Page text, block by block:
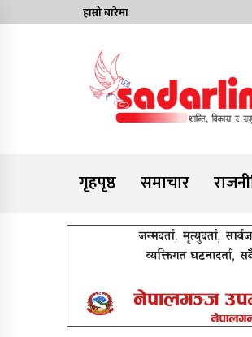
to
हाम्रो बारेमा
गृहपृष्ठ
समाचार